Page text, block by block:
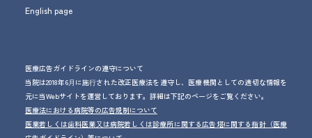
English page
医療広告ガイドラインの遵守について
当院は2018年6⽉に施⾏された改正医療法を遵守し、医療機関としての適切な情報を
元に当Webサイトを運営しております。詳細は下記のページをご覧ください。
医療法における病院等の広告規制について
医業若しくは⻭科医業⼜は病院若しくは診療所に関する広告塔に関する指針（医療